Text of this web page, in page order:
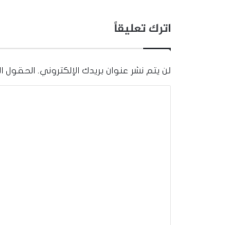
اترك تعليقاً
لن يتم نشر عنوان بريدك الإلكتروني. الحقول